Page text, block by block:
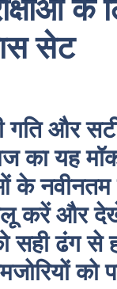
सेट
गति और
का यह
के नवीनतम
करें और
सही ढंग
को